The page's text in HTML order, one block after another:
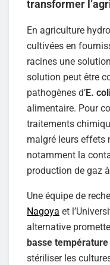
transformer
En agriculture
cultivées en
racines une
solution peut être
pathogènes d’E.
alimentaire. Pour
traitements
malgré leurs effets
notamment la
production de gaz
Une équipe de
Nagoya et
alternative
basse température
stériliser les